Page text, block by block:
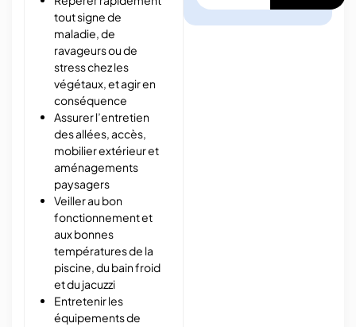
tout signe de
maladie, de
ravageurs ou de
stress chez les
végétaux, et agir en
conséquence
Assurer l’entretien
des allées, accès,
mobilier extérieur et
aménagements
paysagers
Veiller au bon
fonctionnement et
aux bonnes
températures de la
piscine, du bain froid
et du jacuzzi
Entretenir les
équipements de